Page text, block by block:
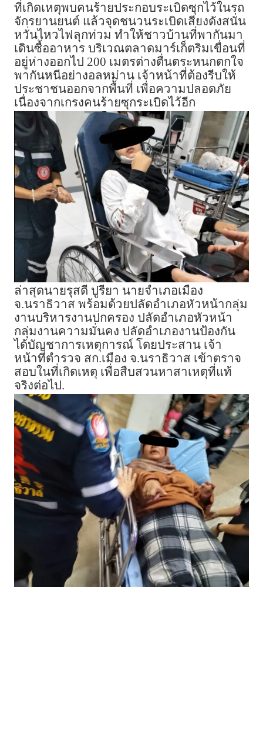
ที่เกิดเหตุพบคนร้ายประกอบระเบิดซุกไว้ในรถ
จักรยานยนต์ แล้วจุดชนวนระเบิดเสียงดังสนั่น
หวั่นไหวไฟลุกท่วม ทำให้ชาวบ้านที่พากันมา
เดินซื้ออาหาร บริเวณตลาดมาร์เก็ตริมเขื่อนที่
อยู่ห่างออกไป 200 เมตรต่างตื่นตระหนกตกใจ
พากันหนีอย่างอลหม่าน เจ้าหน้าที่ต้องรีบให้
ประชาชนออกจากพื้นที่ เพื่อความปลอดภัย
เนื่องจากเกรงคนร้ายซุกระเบิดไว้อีก
ล่าสุดนายรุสดี ปูรียา นายจำเภอเมือง
จ.นราธิวาส พร้อมด้วยปลัดอำเภอหัวหน้ากลุ่ม
งานบริหารงานปกครอง ปลัดอำเภอหัวหน้า
กลุ่มงานความมั่นคง ปลัดอำเภองานป้องกัน
ได้บัญชาการเหตุการณ์ โดยประสาน เจ้า
หน้าที่ตำรวจ สก.เมือง จ.นราธิวาส เข้าตราจ
สอบในที่เกิดเหตุ เพื่อสืบสวนหาสาเหตุที่แท้
จริงต่อไป.